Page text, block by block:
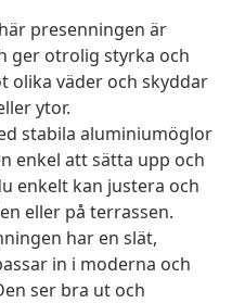
presenningen är
ger otrolig styrka och
olika väder och skyddar
ytor.
stabila aluminiumöglor
enkel att sätta upp och
enkelt kan justera och
eller på terrassen.
har en slät,
in i moderna och
ser bra ut och